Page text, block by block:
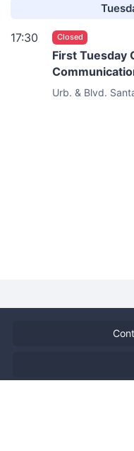
17:30 Closed
First Tuesday
Urb. & Blvd.